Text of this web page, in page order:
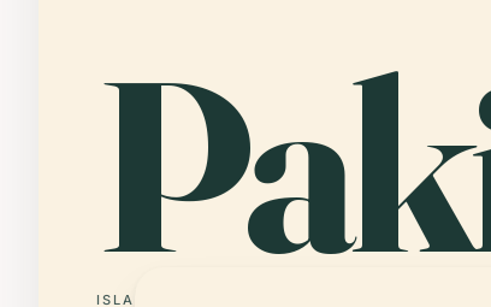
ISLAMABAD